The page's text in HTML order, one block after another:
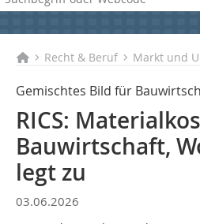
Recht & Beruf Markt und
Gemischtes Bild für
RICS:
Bauwirtschaft,
legt zu
03.06.2026